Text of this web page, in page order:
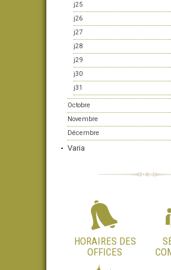
j25
j26
j27
j28
j29
j30
j31
Octobre
Novembre
Décembre
Varia
HORAIRES DES
OFFICES